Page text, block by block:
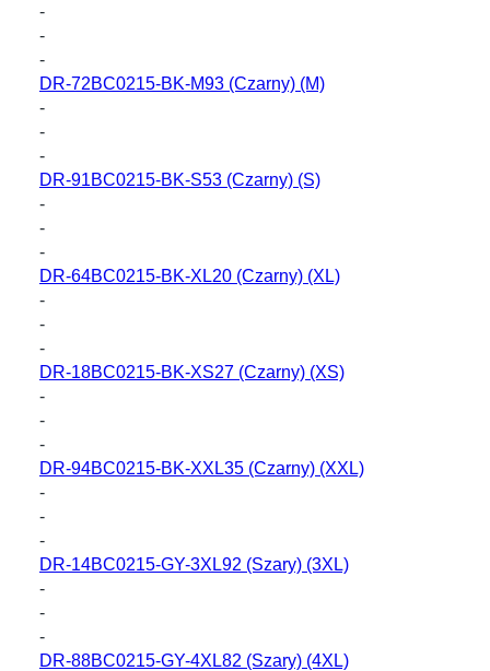
-
-
-
DR-72BC0215-BK-M93 (Czarny) (M)
-
-
-
DR-91BC0215-BK-S53 (Czarny) (S)
-
-
-
DR-64BC0215-BK-XL20 (Czarny) (XL)
-
-
-
DR-18BC0215-BK-XS27 (Czarny) (XS)
-
-
-
DR-94BC0215-BK-XXL35 (Czarny) (XXL)
-
-
-
DR-14BC0215-GY-3XL92 (Szary) (3XL)
-
-
-
DR-88BC0215-GY-4XL82 (Szary) (4XL)